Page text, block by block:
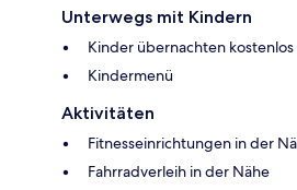
Unterwegs mit Kindern
Kinder übernachten kostenlos
Kindermenü
Aktivitäten
Fitnesseinrichtungen in der
Fahrradverleih in der Nähe